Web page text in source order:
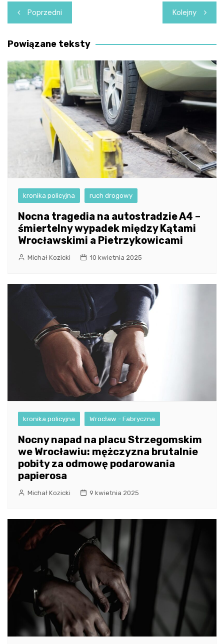
Nawigacja
wpisu
Poprzedni Kolejny
Powiązane teksty
kronika policyjna ruch drogowy
Nocna tragedia na autostradzie A4 –
śmiertelny wypadek między Kątami
Wrocławskimi a Pietrzykowicami
Michał Kozicki 10 kwietnia 2025
kronika policyjna Wrocław - Fabryczna
Nocny napad na placu Strzegomskim
we Wrocławiu: mężczyzna brutalnie
pobity za odmowę podarowania
papierosa
Michał Kozicki 9 kwietnia 2025